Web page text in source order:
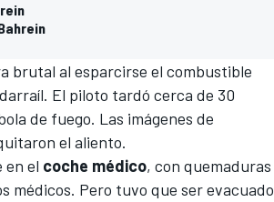
brutal al esparcirse el combustible
El piloto tardó cerca de 30
de fuego. Las imágenes de
el aliento.
en el coche médico, con quemaduras
médicos. Pero tuvo que ser evacuado